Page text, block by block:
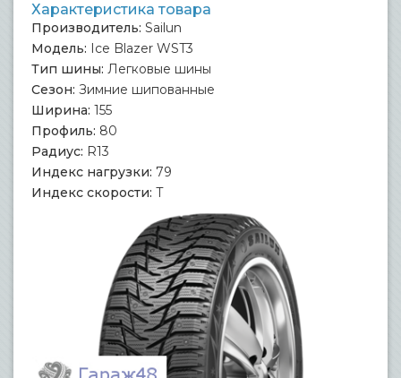
Характеристика товара
Производитель: Sailun
Модель: Ice Blazer WST3
Тип шины: Легковые шины
Сезон: Зимние шипованные
Ширина: 155
Профиль: 80
Радиус: R13
Индекс нагрузки: 79
Индекс скорости: T